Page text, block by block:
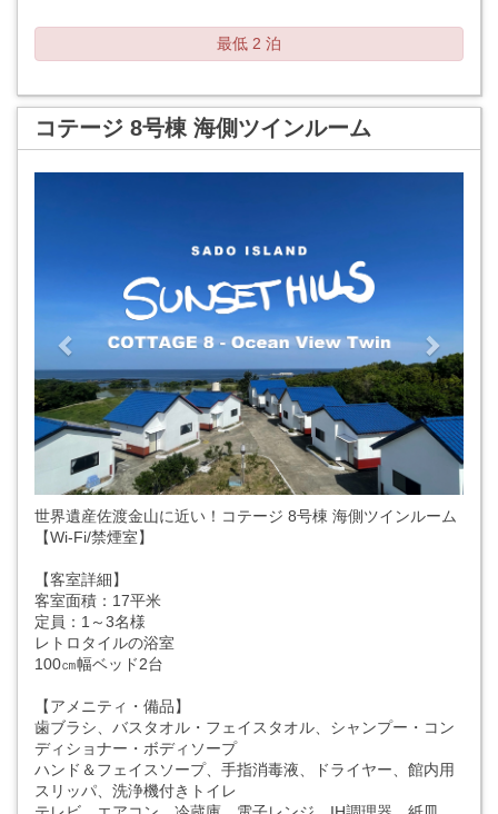
最低 2 泊
コテージ 8号棟 海側ツインルーム
世界遺産佐渡金山に近い！コテージ 8号棟 海側ツインルーム
【Wi-Fi/禁煙室】
【客室詳細】
客室面積：17平米
定員：1～3名様
レトロタイルの浴室
100㎝幅ベッド2台
【アメニティ・備品】
歯ブラシ、バスタオル・フェイスタオル、シャンプー・コン
ディショナー・ボディソープ
ハンド＆フェイスソープ、手指消毒液、ドライヤー、館内用
スリッパ、洗浄機付きトイレ